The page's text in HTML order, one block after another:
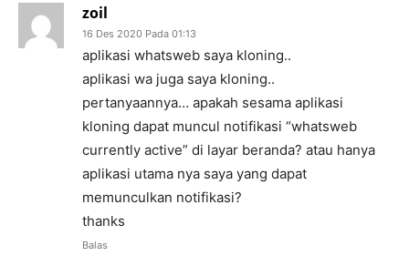
zoil
16 Des 2020 Pada 01:13
aplikasi whatsweb saya kloning..
aplikasi wa juga saya kloning..
pertanyaannya… apakah sesama aplikasi
kloning dapat muncul notifikasi “whatsweb
currently active” di layar beranda? atau hanya
aplikasi utama nya saya yang dapat
memunculkan notifikasi?
thanks
Balas